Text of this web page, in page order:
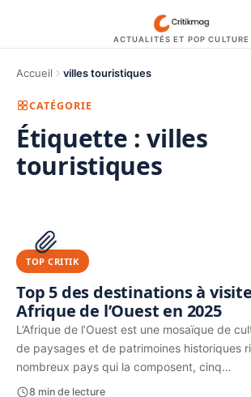
ACTUALITÉS ET POP CULTURE
Accueil villes touristiques
CATÉGORIE
Étiquette :villes
touristiques
PUBLICITÉ
TOP CRITIK
Top 5 des destinations à
Afrique de l’Ouest en 2025
L’Afrique de l’Ouest est une mosaïque de
de paysages et de patrimoines historiques
nombreux pays qui la composent, cinq…
8 min de lecture